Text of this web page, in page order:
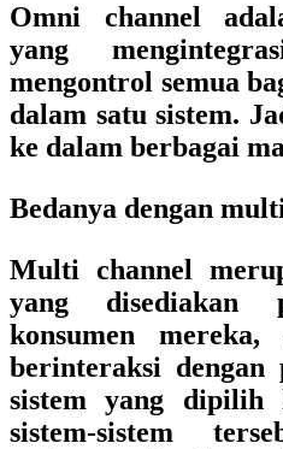
Omni channel
yang
mengontrol semua
dalam satu sistem.
ke dalam berbagai
Bedanya dengan
Multi channel
yang disediakan
konsumen
berinteraksi dengan
sistem yang dipilih
sistem-sistem